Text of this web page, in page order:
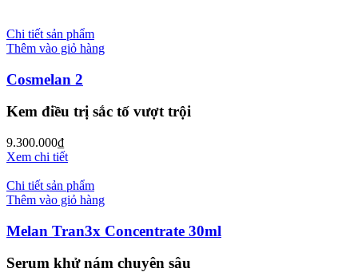
Chi tiết sản phẩm
Thêm vào giỏ hàng
Cosmelan 2
Kem điều trị sắc tố vượt trội
9.300.000₫
Xem chi tiết
Chi tiết sản phẩm
Thêm vào giỏ hàng
Melan Tran3x Concentrate 30ml
Serum khử nám chuyên sâu